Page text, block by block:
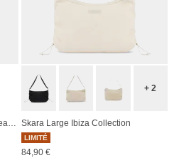
Bali Crossbody Walnut by Mariefeandjakesnow
+ 2
Skara Large Ibiza Collection
LIMITÉ
84,90 €